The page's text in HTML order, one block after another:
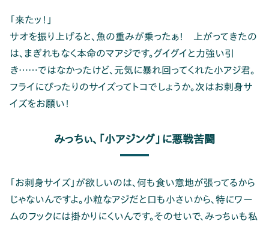
「来たッ！」
サオを振り上げると、魚の重みが乗ったぁ！ 上がってきたの
は、まぎれもなく本命のマアジです。グイグイと力強い引
き……ではなかったけど、元気に暴れ回ってくれた小アジ君。
フライにぴったりのサイズってトコでしょうか。次はお刺身サ
イズをお願い！
みっちぃ、「小アジング」に悪戦苦闘
「お刺身サイズ」が欲しいのは、何も食い意地が張ってるから
じゃないんですよ。小粒なアジだと口も小さいから、特にワー
ムのフックには掛かりにくいんです。そのせいで、みっちぃも私